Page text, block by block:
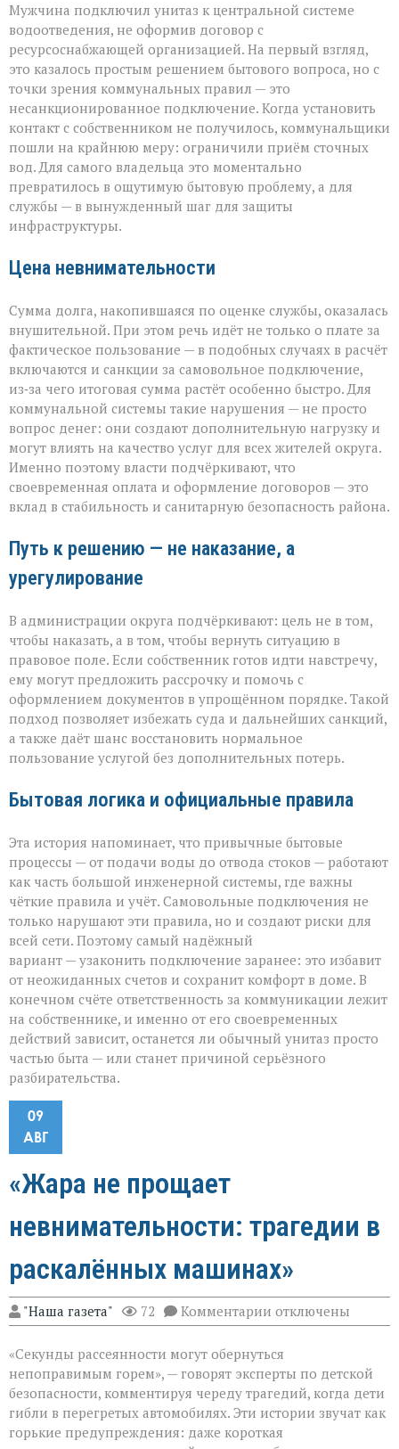
Мужчина подключил унитаз к центральной системе
водоотведения, не оформив договор с
ресурсоснабжающей организацией. На первый взгляд,
это казалось простым решением бытового вопроса, но с
точки зрения коммунальных правил — это
несанкционированное подключение. Когда установить
контакт с собственником не получилось, коммунальщики
пошли на крайнюю меру: ограничили приём сточных
вод. Для самого владельца это моментально
превратилось в ощутимую бытовую проблему, а для
службы — в вынужденный шаг для защиты
инфраструктуры.
Цена невнимательности
Сумма долга, накопившаяся по оценке службы, оказалась
внушительной. При этом речь идёт не только о плате за
фактическое пользование — в подобных случаях в расчёт
включаются и санкции за самовольное подключение,
из‑за чего итоговая сумма растёт особенно быстро. Для
коммунальной системы такие нарушения — не просто
вопрос денег: они создают дополнительную нагрузку и
могут влиять на качество услуг для всех жителей округа.
Именно поэтому власти подчёркивают, что
своевременная оплата и оформление договоров — это
вклад в стабильность и санитарную безопасность района.
Путь к решению — не наказание, а
урегулирование
В администрации округа подчёркивают: цель не в том,
чтобы наказать, а в том, чтобы вернуть ситуацию в
правовое поле. Если собственник готов идти навстречу,
ему могут предложить рассрочку и помочь с
оформлением документов в упрощённом порядке. Такой
подход позволяет избежать суда и дальнейших санкций,
а также даёт шанс восстановить нормальное
пользование услугой без дополнительных потерь.
Бытовая логика и официальные правила
Эта история напоминает, что привычные бытовые
процессы — от подачи воды до отвода стоков — работают
как часть большой инженерной системы, где важны
чёткие правила и учёт. Самовольные подключения не
только нарушают эти правила, но и создают риски для
всей сети. Поэтому самый надёжный
вариант — узаконить подключение заранее: это избавит
от неожиданных счетов и сохранит комфорт в доме. В
конечном счёте ответственность за коммуникации лежит
на собственнике, и именно от его своевременных
действий зависит, останется ли обычный унитаз просто
частью быта — или станет причиной серьёзного
разбирательства.
09
АВГ
«Жара не прощает
невнимательности: трагедии в
раскалённых машинах»
"Наша газета" 72 Комментарии к
записи
не
прощает
невнимательности:
трагедии
в
раскалённых
отключены
«Секунды рассеянности могут обернуться
непоправимым горем», — говорят эксперты по детской
безопасности, комментируя череду трагедий, когда дети
гибли в перегретых автомобилях. Эти истории звучат как
горькие предупреждения: даже короткая